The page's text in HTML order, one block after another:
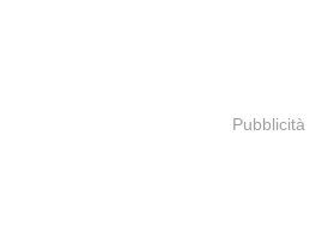
Pubblicità